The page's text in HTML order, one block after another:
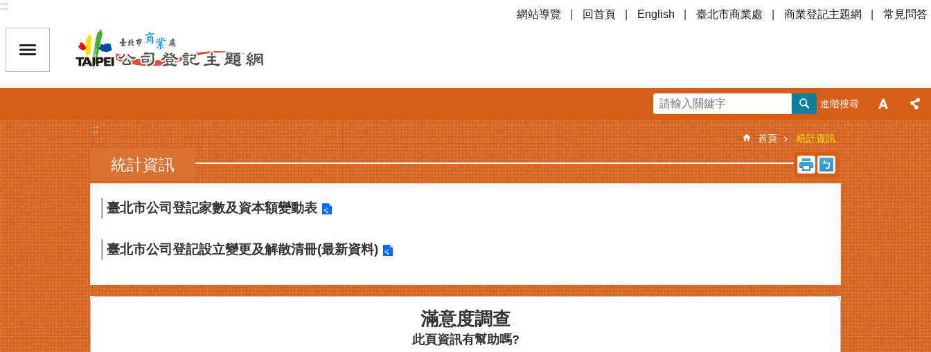
跳到主要內容區塊
:::
網站導覽 回首頁 English 臺北市商業處 商業登記主題網 常見問答
進階搜尋
:::
首頁 統計資訊
統計資訊
臺北市公司登記家數及資本額變動表
臺北市公司登記設立變更及解散清冊(最新資料)
滿意度調查
此頁資訊有幫助嗎?